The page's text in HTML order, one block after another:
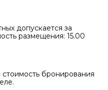
допускается за
размещения: 15.00
бронирования